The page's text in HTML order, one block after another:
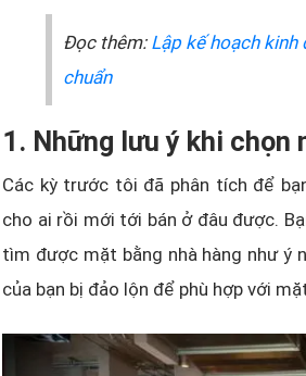
Đọc thêm:Lập kế hoạch kinh
chuẩn
1. Những lưu ý khi chọn
Các kỳ trước tôi đã phân tích để
cho ai rồi mới tới bán ở đâu được.
tìm được mặt bằng nhà hàng như ý
của bạn bị đảo lộn để phù hợp với